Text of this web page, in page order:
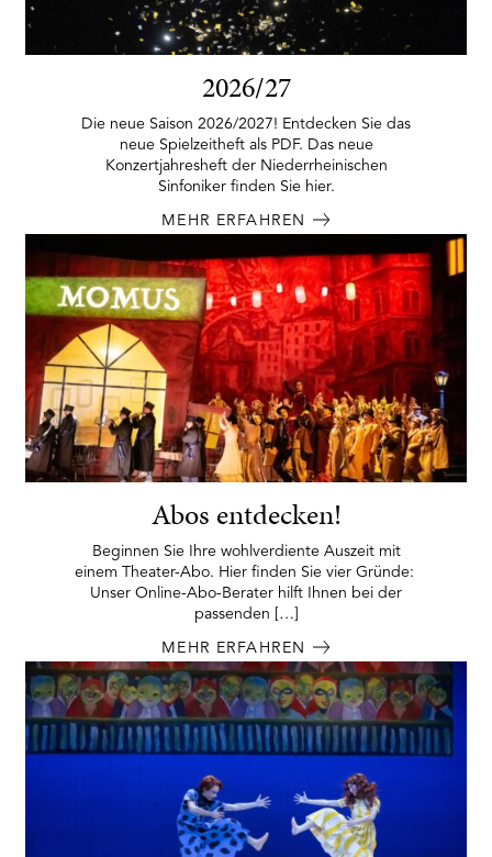
2026/27
Die neue Saison 2026/2027! Entdecken Sie das
neue Spielzeitheft als PDF. Das neue
Konzertjahresheft der Niederrheinischen
Sinfoniker finden Sie hier.
MEHR ERFAHREN
Abos entdecken!
Beginnen Sie Ihre wohlverdiente Auszeit mit
einem Theater-Abo. Hier finden Sie vier Gründe:
Unser Online-Abo-Berater hilft Ihnen bei der
passenden […]
MEHR ERFAHREN